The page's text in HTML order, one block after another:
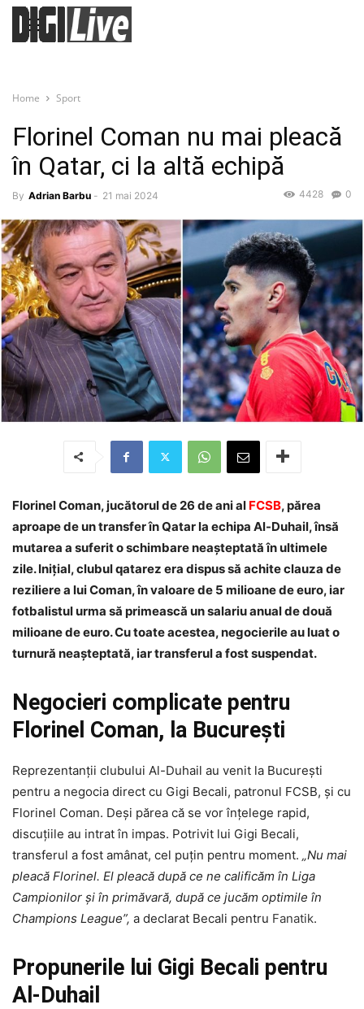
Home Sport
Florinel Coman nu mai pleacă
în Qatar, ci la altă echipă
By Adrian Barbu - 21 mai 2024 0
4428
Florinel Coman, jucătorul de 26 de ani al FCSB, părea
aproape de un transfer în Qatar la echipa Al-Duhail, însă
mutarea a suferit o schimbare neașteptată în ultimele
zile. Inițial, clubul qatarez era dispus să achite clauza de
reziliere a lui Coman, în valoare de 5 milioane de euro, iar
fotbalistul urma să primească un salariu anual de două
milioane de euro. Cu toate acestea, negocierile au luat o
turnură neașteptată, iar transferul a fost suspendat.
Negocieri complicate pentru
Florinel Coman, la București
Reprezentanții clubului Al-Duhail au venit la București
pentru a negocia direct cu Gigi Becali, patronul FCSB, și cu
Florinel Coman. Deși părea că se vor înțelege rapid,
discuțiile au intrat în impas. Potrivit lui Gigi Becali,
transferul a fost amânat, cel puțin pentru moment. „Nu mai
pleacă Florinel. El pleacă după ce ne calificăm în Liga
Campionilor şi în primăvară, după ce jucăm optimile în
Champions League”, a declarat Becali pentru Fanatik.
Propunerile lui Gigi Becali pentru
Al-Duhail